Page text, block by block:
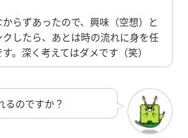
らずあったので、興味（空想）と
したら、あとは時の流れに身を任
。深く考えてはダメです（笑）
るのですか？